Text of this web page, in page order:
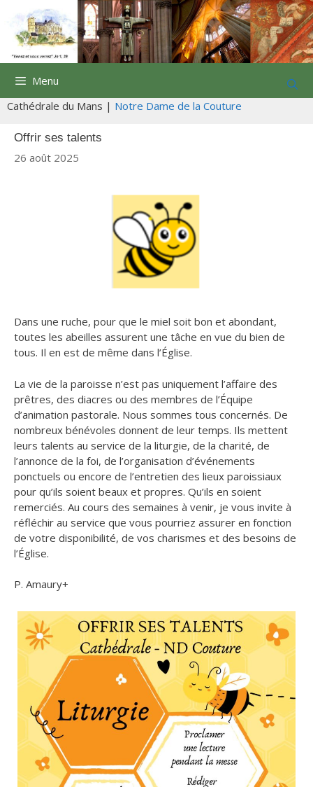
contenu
Menu
Cathédrale du Mans | Notre Dame de la Couture
Offrir ses talents
26 août 2025
Dans une ruche, pour que le miel soit bon et abondant,
toutes les abeilles assurent une tâche en vue du bien de
tous. Il en est de même dans l’Église.
La vie de la paroisse n’est pas uniquement l’affaire des
prêtres, des diacres ou des membres de l’Équipe
d’animation pastorale. Nous sommes tous concernés. De
nombreux bénévoles donnent de leur temps. Ils mettent
leurs talents au service de la liturgie, de la charité, de
l’annonce de la foi, de l’organisation d’événements
ponctuels ou encore de l’entretien des lieux paroissiaux
pour qu’ils soient beaux et propres. Qu’ils en soient
remerciés. Au cours des semaines à venir, je vous invite à
réfléchir au service que vous pourriez assurer en fonction
de votre disponibilité, de vos charismes et des besoins de
l’Église.
P. Amaury+